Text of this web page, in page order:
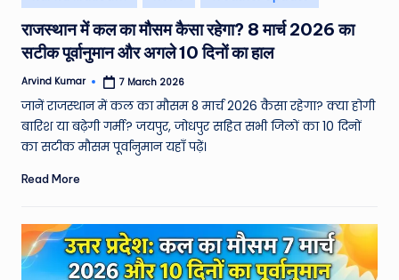
in
राजस्थान में कल का मौसम कैसा रहेगा? 8 मार्च 2026 का
सटीक पूर्वानुमान और अगले 10 दिनों का हाल
Posted
Arvind Kumar 7 March 2026
जानें राजस्थान में कल का मौसम 8 मार्च 2026 कैसा रहेगा? क्या होगी
बारिश या बढ़ेगी गर्मी? जयपुर, जोधपुर सहित सभी जिलों का 10 दिनों
का सटीक मौसम पूर्वानुमान यहाँ पढ़ें।
Read More